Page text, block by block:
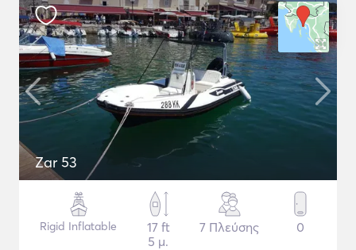
Zar 53
Rigid Inflatable
17 ft
5 μ.
7 Πλεύσης 0